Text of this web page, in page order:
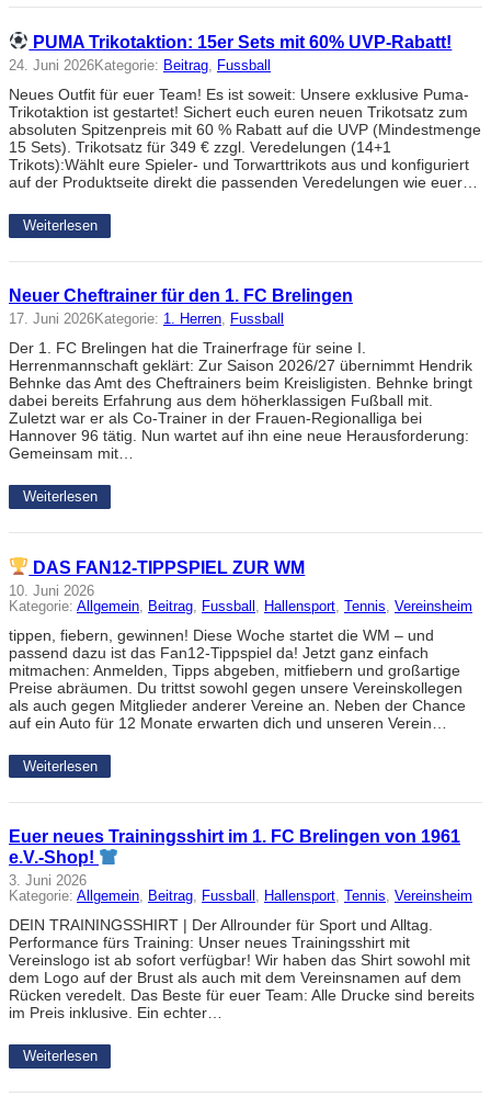
PUMA Trikotaktion: 15er Sets mit 60% UVP-Rabatt!
24. Juni 2026Kategorie: Beitrag, Fussball
Neues Outfit für euer Team! Es ist soweit: Unsere exklusive Puma-
Trikotaktion ist gestartet! Sichert euch euren neuen Trikotsatz zum
absoluten Spitzenpreis mit 60 % Rabatt auf die UVP (Mindestmenge
15 Sets). Trikotsatz für 349 € zzgl. Veredelungen (14+1
Trikots):Wählt eure Spieler- und Torwarttrikots aus und konfiguriert
auf der Produktseite direkt die passenden Veredelungen wie euer…
Weiterlesen
Neuer Cheftrainer für den 1. FC Brelingen
17. Juni 2026Kategorie: 1. Herren, Fussball
Der 1. FC Brelingen hat die Trainerfrage für seine I.
Herrenmannschaft geklärt: Zur Saison 2026/27 übernimmt Hendrik
Behnke das Amt des Cheftrainers beim Kreisligisten. Behnke bringt
dabei bereits Erfahrung aus dem höherklassigen Fußball mit.
Zuletzt war er als Co-Trainer in der Frauen-Regionalliga bei
Hannover 96 tätig. Nun wartet auf ihn eine neue Herausforderung:
Gemeinsam mit…
Weiterlesen
DAS FAN12-TIPPSPIEL ZUR WM
10. Juni 2026
Kategorie: Allgemein, Beitrag, Fussball , Hallensport, Tennis, Vereinsheim
tippen, fiebern, gewinnen! Diese Woche startet die WM – und
passend dazu ist das Fan12-Tippspiel da! Jetzt ganz einfach
mitmachen: Anmelden, Tipps abgeben, mitfiebern und großartige
Preise abräumen. Du trittst sowohl gegen unsere Vereinskollegen
als auch gegen Mitglieder anderer Vereine an. Neben der Chance
auf ein Auto für 12 Monate erwarten dich und unseren Verein…
Weiterlesen
Euer neues Trainingsshirt im 1. FC Brelingen von 1961
e.V.-Shop!
3. Juni 2026
Kategorie: Allgemein, Beitrag, Fussball , Hallensport, Tennis, Vereinsheim
DEIN TRAININGSSHIRT | Der Allrounder für Sport und Alltag.
Performance fürs Training: Unser neues Trainingsshirt mit
Vereinslogo ist ab sofort verfügbar! Wir haben das Shirt sowohl mit
dem Logo auf der Brust als auch mit dem Vereinsnamen auf dem
Rücken veredelt. Das Beste für euer Team: Alle Drucke sind bereits
im Preis inklusive. Ein echter…
Weiterlesen